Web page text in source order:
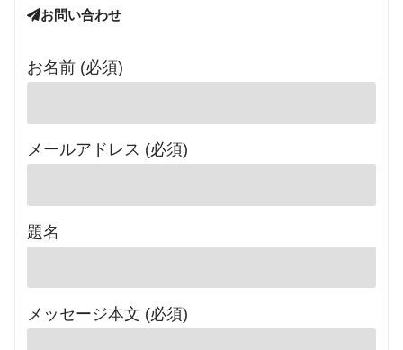
お問い合わせ
お名前 (必須)
メールアドレス (必須)
題名
メッセージ本文 (必須)